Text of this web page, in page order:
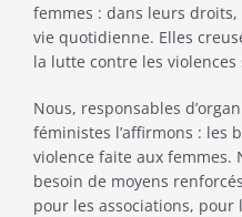
femmes : dans leurs
vie quotidienne. Elles
la lutte contre les violences
Nous, responsables
féministes l’affirmons : les
violence faite aux femmes.
besoin de moyens
pour les associations, pour